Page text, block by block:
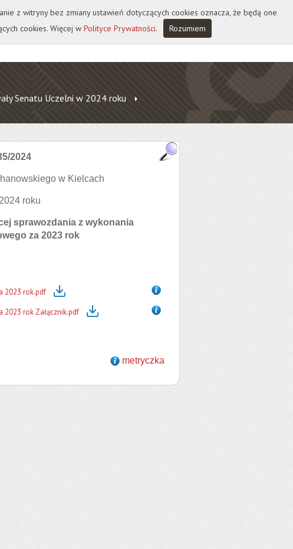
Senatu Uczelni w 2024 roku
2024
w Kielcach
roku
sprawozdania z wykonania
za 2023 rok
2023 rok.pdf
2023 rok Załącznik.pdf
metryczka
z witryny bez zmiany ustawień dotyczących cookies oznacza, że będą one
cookies. Więcej w Polityce Prywatności. Rozumiem